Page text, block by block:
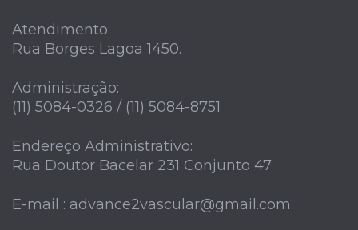
Atendimento:
Rua Borges Lagoa 1450.
Administração:
(11) 5084-0326 / (11) 5084-8751
Endereço Administrativo:
Rua Doutor Bacelar 231 Conjunto 47
E-mail : advance2vascular@gmail.com